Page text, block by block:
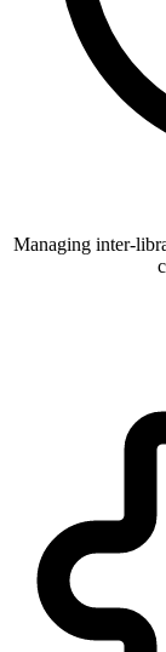
Managing inter-